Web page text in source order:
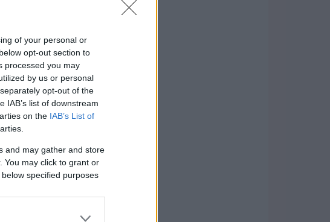
of your personal or
opt-out section to
processed you may
by us or personal
opt-out of the
IAB’s list of downstream
on the IAB’s List of
and may gather and store
You may click to grant or
specified purposes